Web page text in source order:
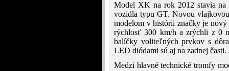
Model XK na rok 2012 stavia na
vozidla typu GT. Novou
modelom v histórii značky je
rýchlosť 300 km/h a zrýchli z 0
balíčky voliteľných prvkov s
LED diódami sú aj na zadnej
Medzi hlavné technické tromfy